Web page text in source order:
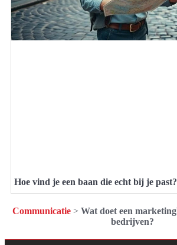
Hoe vind je een baan die echt bij je past?
Communicatie > Wat doet een
bedrijven?